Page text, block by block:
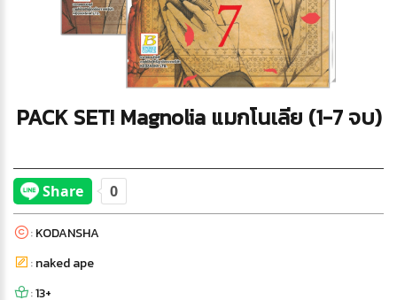
PACK SET! Magnolia แมกโนเลีย (1-7 จบ)
:KODANSHA
:naked ape
:13+